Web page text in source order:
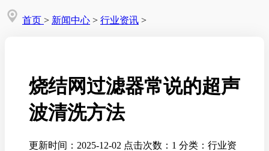
首页 > 新闻中心 > 行业资讯 >
烧结网过滤器常说的超声
波清洗方法
更新时间：2025-12-02 点击次数：1 分类：行业资